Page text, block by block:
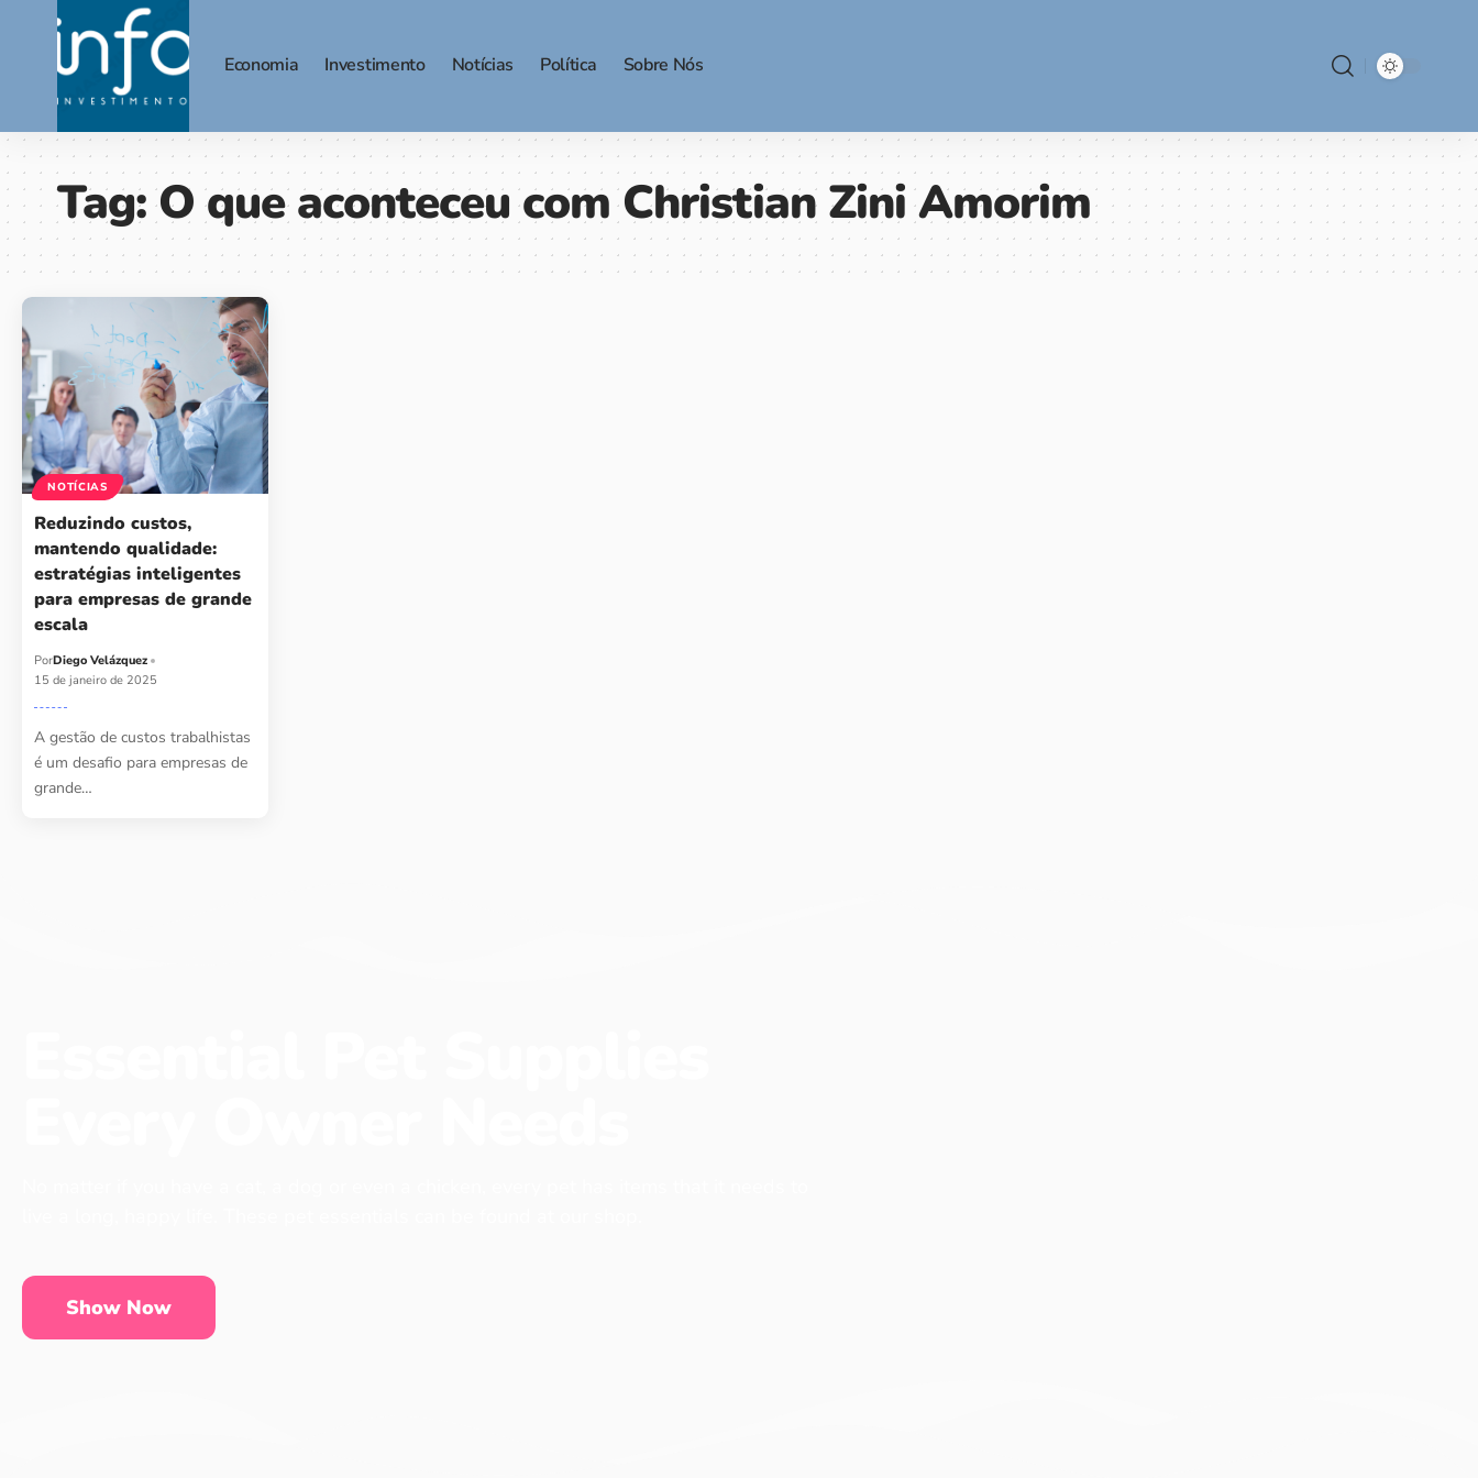
Economia Investimento Notícias Política Sobre Nós
Tag:O que aconteceu com Christian Zini Amorim
NOTÍCIAS
Reduzindo custos,
mantendo qualidade:
estratégias inteligentes
para empresas de grande
escala
PorDiego Velázquez
15 de janeiro de 2025
A gestão de custos trabalhistas
é um desafio para empresas de
grande…
Show Now